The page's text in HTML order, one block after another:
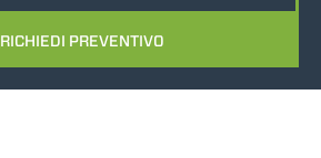
RICHIEDI PREVENTIVO